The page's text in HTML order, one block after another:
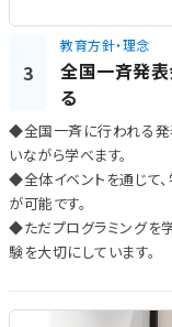
3
教育方針・理念
全国一斉発表
る
◆全国一斉に行われる発
いながら学べます。
◆全体イベントを通じて
が可能です。
◆ただプログラミングを
験を大切にしています。